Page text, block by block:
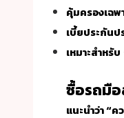
คุ้มครองเฉ
เบี้ยประกันป
เหมาะสำหรับ
ซื้อรถมื
แนะนำว่า “ค